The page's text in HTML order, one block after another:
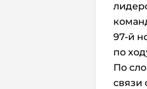
97-й
по
По
связи